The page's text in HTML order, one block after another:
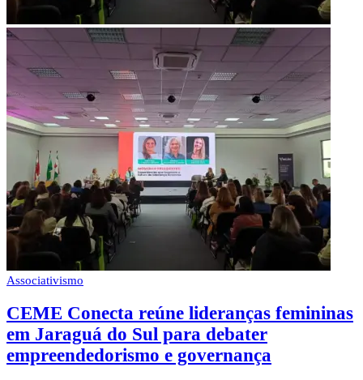
Associativismo
CEME Conecta reúne lideranças femininas
em Jaraguá do Sul para debater
empreendedorismo e governança